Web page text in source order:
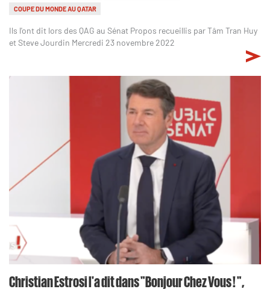
COUPE DU MONDE AU QATAR
Ils l'ont dit lors des QAG au Sénat Propos recueillis par Tâm Tran Huy
et Steve Jourdin Mercredi 23 novembre 2022
Christian Estrosi l'a dit dans "Bonjour Chez Vous ! ",